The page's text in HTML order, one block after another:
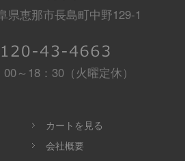
県恵那市長島町中野129-1
～18：30（火曜定休）
カートを見る
会社概要